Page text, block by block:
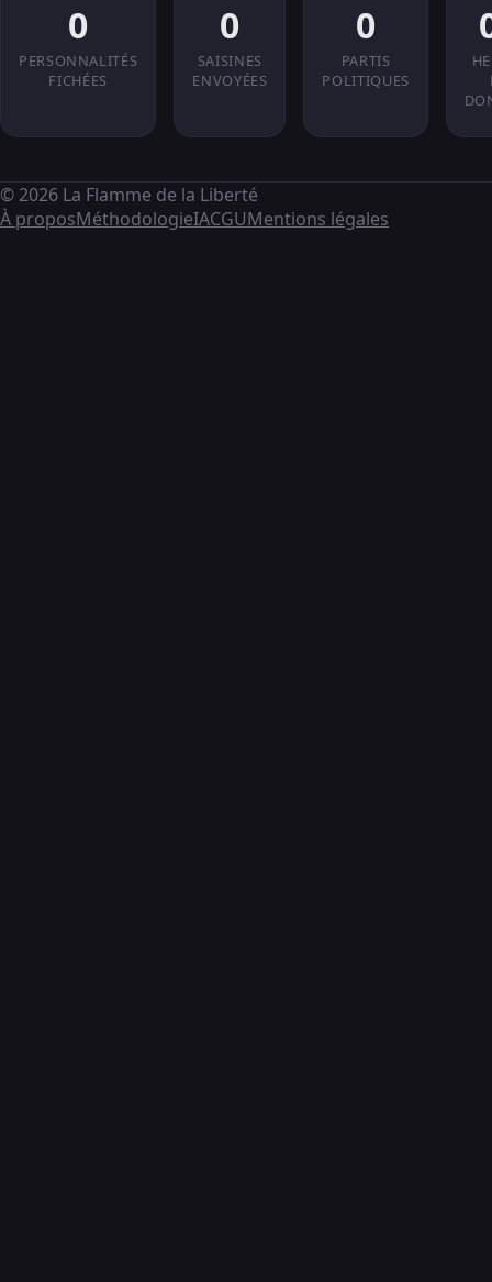
0
PERSONNALITÉS
FICHÉES
0
SAISINES
ENVOYÉES
0
PARTIS
POLITIQUES
© 2026 La Flamme de la Liberté
À proposMéthodologieIACGUMentions légales